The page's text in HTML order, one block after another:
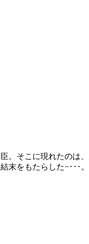
。そこに現れたの
をもたらした−･･･